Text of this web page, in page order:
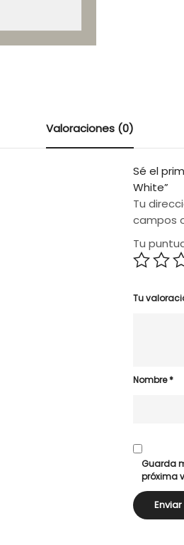
Valoraciones (0)
Sé el
White”
Tu
campos
Tu
Tu
Nombre*
Guarda
próxima